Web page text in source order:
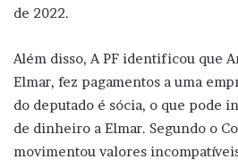
de 2022.
Além disso, A PF identificou que
Elmar, fez pagamentos a uma
do deputado é sócia, o que pode
de dinheiro a Elmar. Segundo o
movimentou valores